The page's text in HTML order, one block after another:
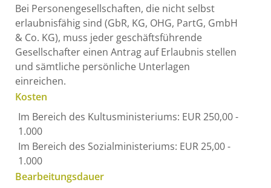
Bei Personengesellschaften, die nicht selbst
erlaubnisfähig sind (GbR, KG, OHG, PartG, GmbH
& Co. KG), muss jeder geschäftsführende
Gesellschafter einen Antrag auf Erlaubnis stellen
und sämtliche persönliche Unterlagen
einreichen.
Kosten
Im Bereich des Kultusministeriums: EUR 250,00 -
1.000
Im Bereich des Sozialministeriums: EUR 25,00 -
1.000
Bearbeitungsdauer